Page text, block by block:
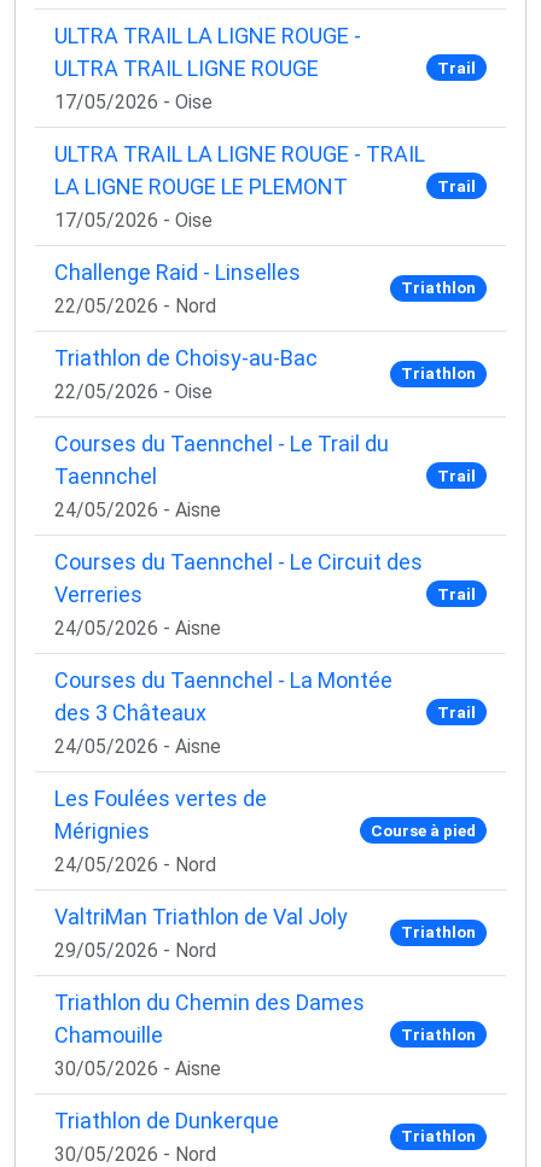
ULTRA TRAIL LA LIGNE ROUGE -
ULTRA TRAIL LIGNE ROUGE
17/05/2026 - Oise
Trail
ULTRA TRAIL LA LIGNE ROUGE - TRAIL
LA LIGNE ROUGE LE PLEMONT
17/05/2026 - Oise
Trail
Challenge Raid - Linselles
22/05/2026 - Nord
Triathlon
Triathlon de Choisy-au-Bac
22/05/2026 - Oise
Triathlon
Courses du Taennchel - Le Trail du
Taennchel
24/05/2026 - Aisne
Trail
Courses du Taennchel - Le Circuit des
Verreries
24/05/2026 - Aisne
Trail
Courses du Taennchel - La Montée
des 3 Châteaux
24/05/2026 - Aisne
Trail
Les Foulées vertes de
Mérignies
24/05/2026 - Nord
Course à pied
ValtriMan Triathlon de Val Joly
29/05/2026 - Nord
Triathlon
Triathlon du Chemin des Dames
Chamouille
30/05/2026 - Aisne
Triathlon
Triathlon de Dunkerque
30/05/2026 - Nord
Triathlon